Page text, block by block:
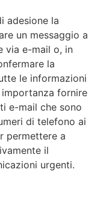
adesione la
un messaggio a
via e-mail o, in
la
le informazioni
fornire
e-mail che sono
di telefono ai
permettere a
il
urgenti.